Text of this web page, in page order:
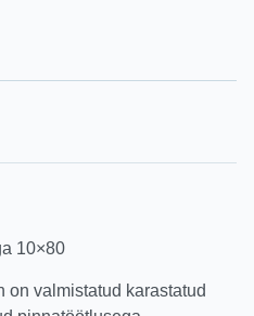
10×80
on valmistatud karastatud